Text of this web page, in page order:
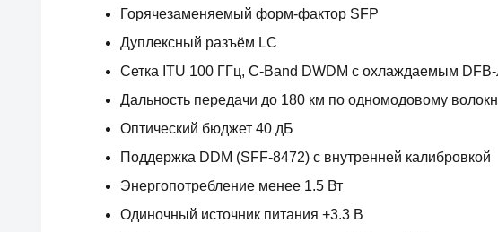
Горячезаменяемый форм-фактор SFP
Дуплексный разъём LC
Сетка ITU 100 ГГц, C-Band DWDM с охлаждаемым
Дальность передачи до 180 км по одномодовому
Оптический бюджет 40 дБ
Поддержка DDM (SFF-8472) с внутренней калибровкой
Энергопотребление менее 1.5 Вт
Одиночный источник питания +3.3 В